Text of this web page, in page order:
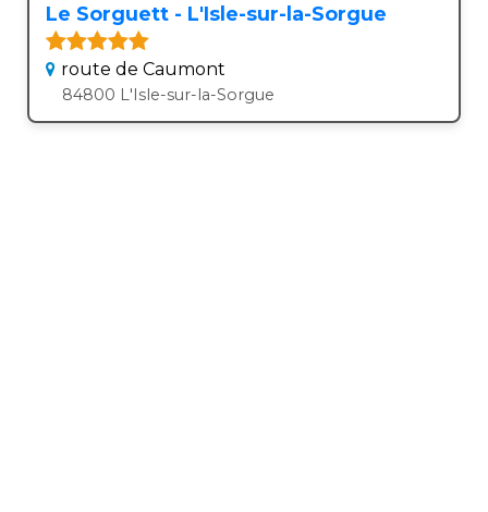
Le Sorguett - L'Isle-sur-la-Sorgue
route de Caumont
84800 L'Isle-sur-la-Sorgue